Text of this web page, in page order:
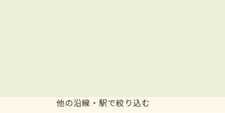
他の沿線・駅で絞り込む